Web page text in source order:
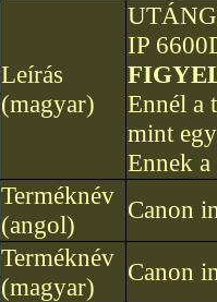
Leírás
(magyar)
IP
Ennél a
mint
Ennek a
Terméknév
(angol)
Canon
Terméknév
(magyar)
Canon